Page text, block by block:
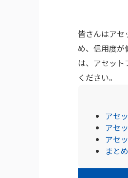
皆さんはアセ
め、信用度が
は、アセット
ください。
アセ
アセ
アセ
まとめ